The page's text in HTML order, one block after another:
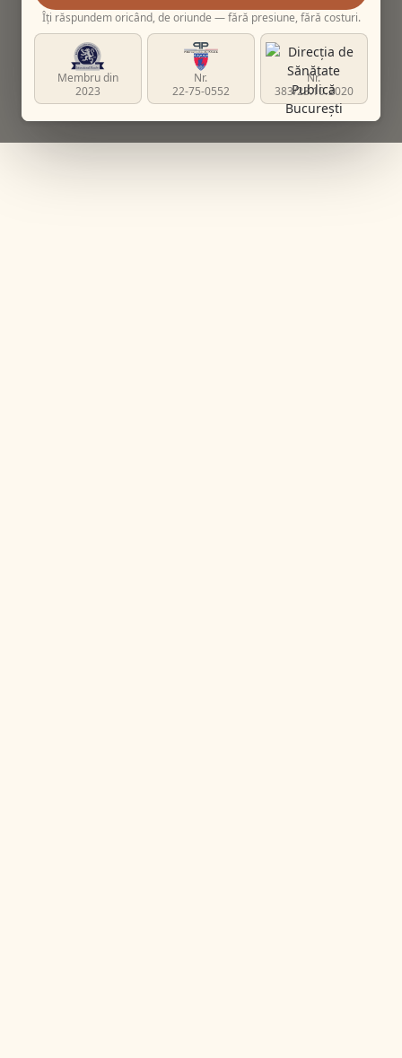
Îți răspundem oricând, de oriunde — fără presiune, fără costuri.
Membru din
2023
Nr.
22-75-0552
Nr.
383/23.10.2020